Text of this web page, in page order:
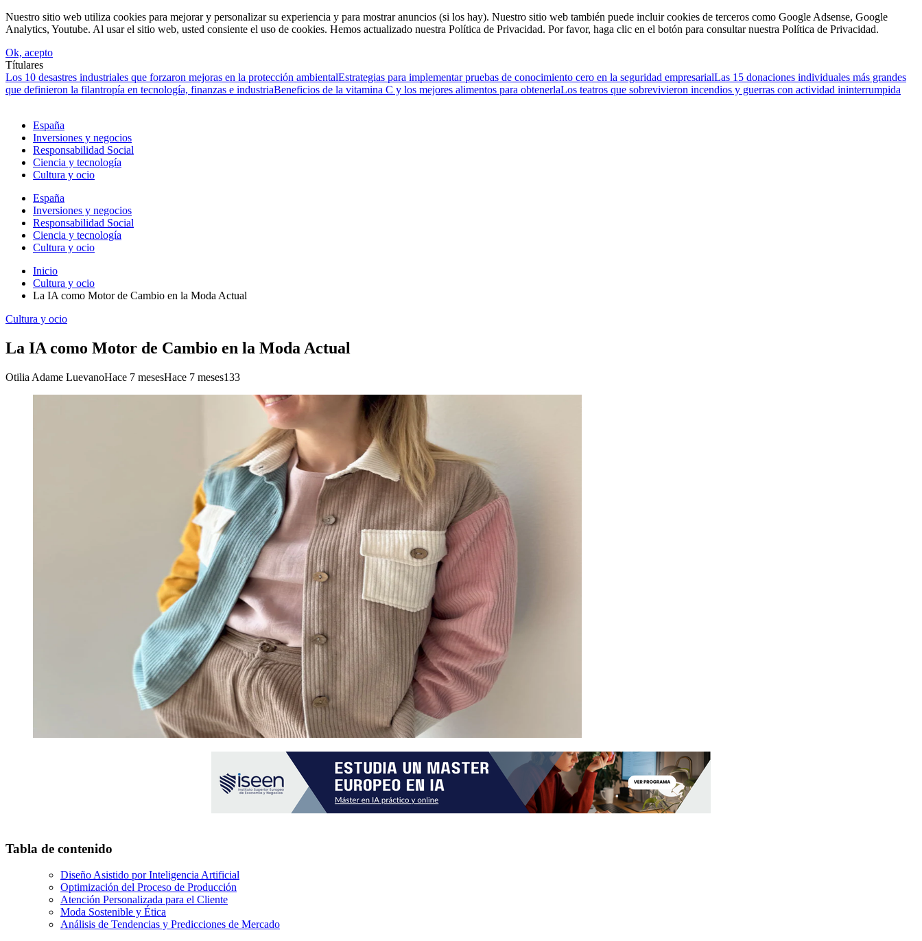
Nuestro sitio web utiliza cookies para mejorar y personalizar su experiencia y para mostrar anuncios (si los hay). Nuestro sitio web también puede incluir cookies de terceros como Google Adsense, Google
Analytics, Youtube. Al usar el sitio web, usted consiente el uso de cookies. Hemos actualizado nuestra Política de Privacidad. Por favor, haga clic en el botón para consultar nuestra Política de Privacidad.
Ok, acepto
Títulares
Los 10 desastres industriales que forzaron mejoras en la protección ambientalEstrategias para implementar pruebas de conocimiento cero en la seguridad empresarialLas 15 donaciones individuales más grandes
que definieron la filantropía en tecnología, finanzas e industriaBeneficios de la vitamina C y los mejores alimentos para obtenerlaLos teatros que sobrevivieron incendios y guerras con actividad ininterrumpida
España
Inversiones y negocios
Responsabilidad Social
Ciencia y tecnología
Cultura y ocio
España
Inversiones y negocios
Responsabilidad Social
Ciencia y tecnología
Cultura y ocio
Inicio
Cultura y ocio
La IA como Motor de Cambio en la Moda Actual
Cultura y ocio
La IA como Motor de Cambio en la Moda Actual
Otilia Adame LuevanoHace 7 mesesHace 7 meses133
Tabla de contenido
Diseño Asistido por Inteligencia Artificial
Optimización del Proceso de Producción
Atención Personalizada para el Cliente
Moda Sostenible y Ética
Análisis de Tendencias y Predicciones de Mercado